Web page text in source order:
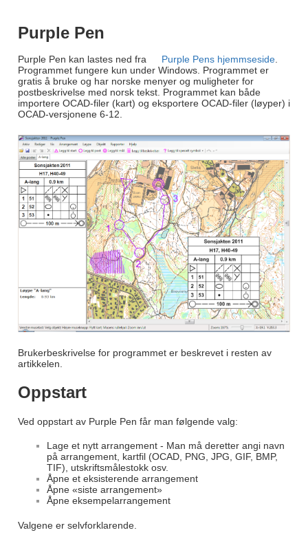
Purple Pen
Purple Pen kan lastes ned fra Purple Pens hjemmseside
Programmet fungere kun under Windows. Programmet er
gratis å bruke og har norske menyer og muligheter for
postbeskrivelse med norsk tekst. Programmet kan både
importere OCAD-filer (kart) og eksportere OCAD-filer (løyper) i
OCAD-versjonene 6-12.
Brukerbeskrivelse for programmet er beskrevet i resten av
artikkelen.
Oppstart
Ved oppstart av Purple Pen får man følgende valg:
Lage et nytt arrangement - Man må deretter angi navn
på arrangement, kartfil (OCAD, PNG, JPG, GIF, BMP,
TIF), utskriftsmålestokk osv.
Åpne et eksisterende arrangement
Åpne «siste arrangement»
Åpne eksempelarrangement
Valgene er selvforklarende.